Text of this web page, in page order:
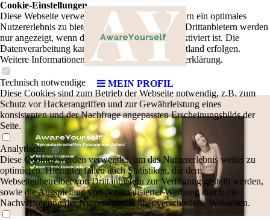
MEIN PROFIL
Cookie-Einstellungen
Diese Webseite verwendet Cookies, um Besuchern ein optimales
Nutzererlebnis zu bieten. Bestimmte Inhalte von Drittanbietern werden
nur angezeigt, wenn die entsprechende Option aktiviert ist. Die
Datenverarbeitung kann dann auch in einem Drittland erfolgen.
Weitere Informationen hierzu in der Datenschutzerklärung.
Technisch notwendige
Diese Cookies sind zum Betrieb der Webseite notwendig, z.B. zum
Schutz vor Hackerangriffen und zur Gewährleistung eines
konsistenten und der Nachfrage angepassten Erscheinungsbilds der
Seite.
Analytische
Diese Cookies werden verwendet, um das Nutzererlebnis weiter zu
optimieren. Hierunter fallen auch Statistiken, die dem
Webseitenbetreiber von Drittanbietern zur Verfügung gestellt werden,
sowie die Ausspielung von personalisierter Werbung durch die
Nachverfolgung der Nutzeraktivität über verschiedene Webseiten.